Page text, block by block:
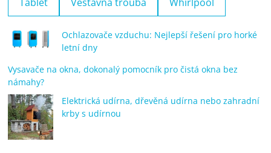
Ochlazovače vzduchu: Nejlepší řešení pro horké
letní dny
Vysavače na okna, dokonalý pomocník pro čistá okna bez
námahy?
Elektrická udírna, dřevěná udírna nebo zahradní
krby s udírnou